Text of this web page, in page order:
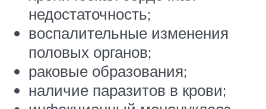
недостаточность;
воспалительные изменения
половых органов;
раковые образования;
наличие паразитов в крови;